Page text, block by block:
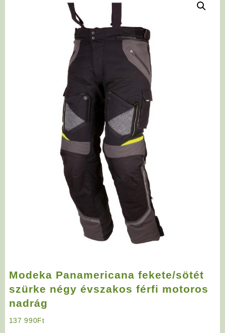
Modeka Panamericana fekete/sötét
szürke négy évszakos férfi motoros
nadrág
137 990Ft